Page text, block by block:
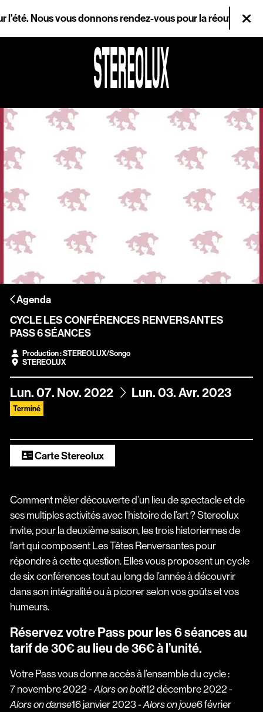
donnons rendez-vous pour la réouverture le mercredi
Agenda
CYCLE LES CONFÉRENCES RENVERSANTES
PASS 6 SÉANCES
Production : STEREOLUX/Songo
STEREOLUX
du
Lun.07. Nov.2022 au
Lun.03.Avr.2023
Terminé
Carte Stereolux
Comment mêler découverte d’un lieu de spectacle et de
ses multiples activités avec l’histoire de l’art ? Stereolux
invite, pour la deuxième saison, les trois historiennes de
l’art qui composent Les Têtes Renversantes pour
répondre à cette question. Elles vous proposent un cycle
de six conférences tout au long de l’année à découvrir
dans son intégralité ou à picorer selon vos goûts et vos
humeurs.
Réservez votre Pass pour les 6 séances au
tarif de 30€ au lieu de 36€ à l’unité.
Votre Pass vous donne accès à l’ensemble du cycle :
7 novembre 2022 -Alors on boit12 décembre 2022 -
Alors on danse16 janvier 2023 -Alors on joue6 février
Agenda
Magazine
Stereolux
Arts & cultures
numériques
Infos pratiques
Scopitone
Accessibilité
Prévention des violences et signalement
Association Songo
Résidences
Espace pro
Location / Privatisation